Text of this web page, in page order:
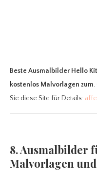
Beste Ausmalbilder Hello
kostenlos Malvorlagen zum
Sie diese Site für Details:
8. Ausmalbilder
Malvorlagen